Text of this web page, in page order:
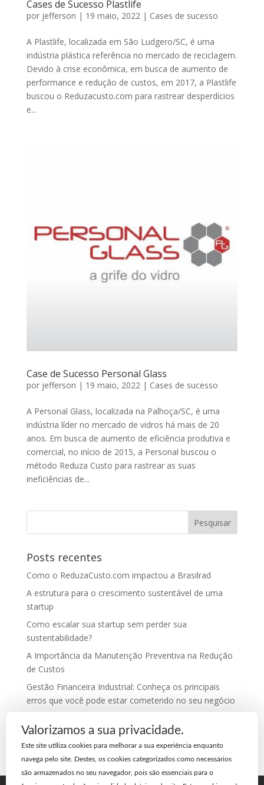
Cases de Sucesso Plastlife
por jefferson | 19 maio, 2022 | Cases de sucesso
A Plastlife, localizada em São Ludgero/SC, é uma
indústria plástica referência no mercado de reciclagem.
​Devido à crise econômica, em busca de aumento de
performance e redução de custos, em 2017, a Plastlife
buscou o Reduzacusto.com para rastrear desperdícios
e...
Case de Sucesso Personal Glass
por jefferson | 19 maio, 2022| Cases de sucesso
A Personal Glass, localizada na Palhoça/SC, é uma
indústria líder no mercado de vidros há mais de 20
anos. ​Em busca de aumento de eficiência produtiva e
comercial, no início de 2015, a Personal buscou o
método Reduza Custo para rastrear as suas
ineficiências de...
Posts recentes
Como o ReduzaCusto.com impactou a Brasilrad
A estrutura para o crescimento sustentável de uma
startup
Como escalar sua startup sem perder sua
sustentabilidade?
A Importância da Manutenção Preventiva na Redução
de Custos
Gestão Financeira Industrial: Conheça os principais
erros que você pode estar cometendo no seu negócio
Comentários
Valorizamos a sua privacidade.
Este site utiliza cookies para melhorar a sua experiência enquanto
navega pelo site. Destes, os cookies categorizados como necessários
são armazenados no seu navegador, pois são essenciais para o